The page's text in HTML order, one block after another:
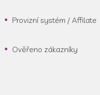
Provizní systém / Affilate
Ověřeno zákazníky